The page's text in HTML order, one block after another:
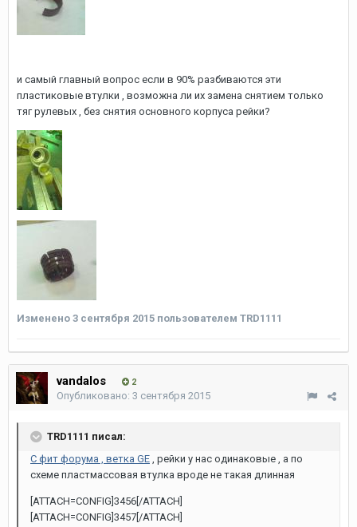
и самый главный вопрос если в 90% разбиваются эти
пластиковые втулки , возможна ли их замена снятием только
тяг рулевых , без снятия основного корпуса рейки?
Изменено 3 сентября 2015 пользователем TRD1111
vandalos 2
Опубликовано: 3 сентября 2015
TRD1111 писал:
С фит форума , ветка GE , рейки у нас одинаковые , а по
схеме пластмассовая втулка вроде не такая длинная
[ATTACH=CONFIG]3456[/ATTACH]
[ATTACH=CONFIG]3457[/ATTACH]